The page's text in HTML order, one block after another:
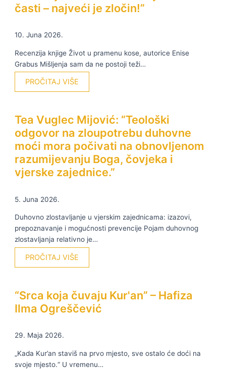
časti – najveći je zločin!”
10. Juna 2026.
Recenzija knjige Život u pramenu kose, autorice Enise
Grabus Mišljenja sam da ne postoji teži…
PROČITAJ VIŠE
Tea Vuglec Mijović: “Teološki
odgovor na zloupotrebu duhovne
moći mora počivati na obnovljenom
razumijevanju Boga, čovjeka i
vjerske zajednice.”
5. Juna 2026.
Duhovno zlostavljanje u vjerskim zajednicama: izazovi,
prepoznavanje i mogućnosti prevencije Pojam duhovnog
zlostavljanja relativno je…
PROČITAJ VIŠE
“Srca koja čuvaju Kur'an” – Hafiza
Ilma Ogreščević
29. Maja 2026.
„Kada Kur’an staviš na prvo mjesto, sve ostalo će doći na
svoje mjesto.“ U vremenu…